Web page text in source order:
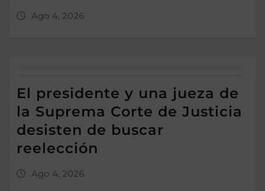
Ago 4, 2026
El presidente y una jueza de
la Suprema Corte de Justicia
desisten de buscar
reelección
Ago 4, 2026